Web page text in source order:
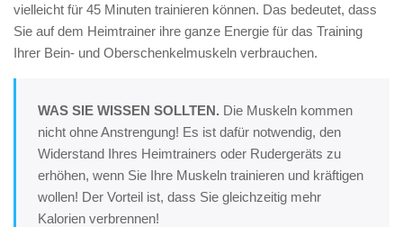
vielleicht für 45 Minuten trainieren können. Das bedeutet, dass
Sie auf dem Heimtrainer ihre ganze Energie für das Training
Ihrer Bein- und Oberschenkelmuskeln verbrauchen.
WAS SIE WISSEN SOLLTEN. Die Muskeln kommen
nicht ohne Anstrengung! Es ist dafür notwendig, den
Widerstand Ihres Heimtrainers oder Rudergeräts zu
erhöhen, wenn Sie Ihre Muskeln trainieren und kräftigen
wollen! Der Vorteil ist, dass Sie gleichzeitig mehr
Kalorien verbrennen!